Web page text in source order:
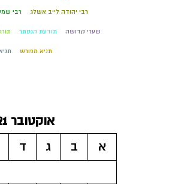
רבי יהודה לייב אשלג רבי
שערי קדושה תודעת הנסתר
תניא מפורש
אוקטובר 2021
א
ב ג ד